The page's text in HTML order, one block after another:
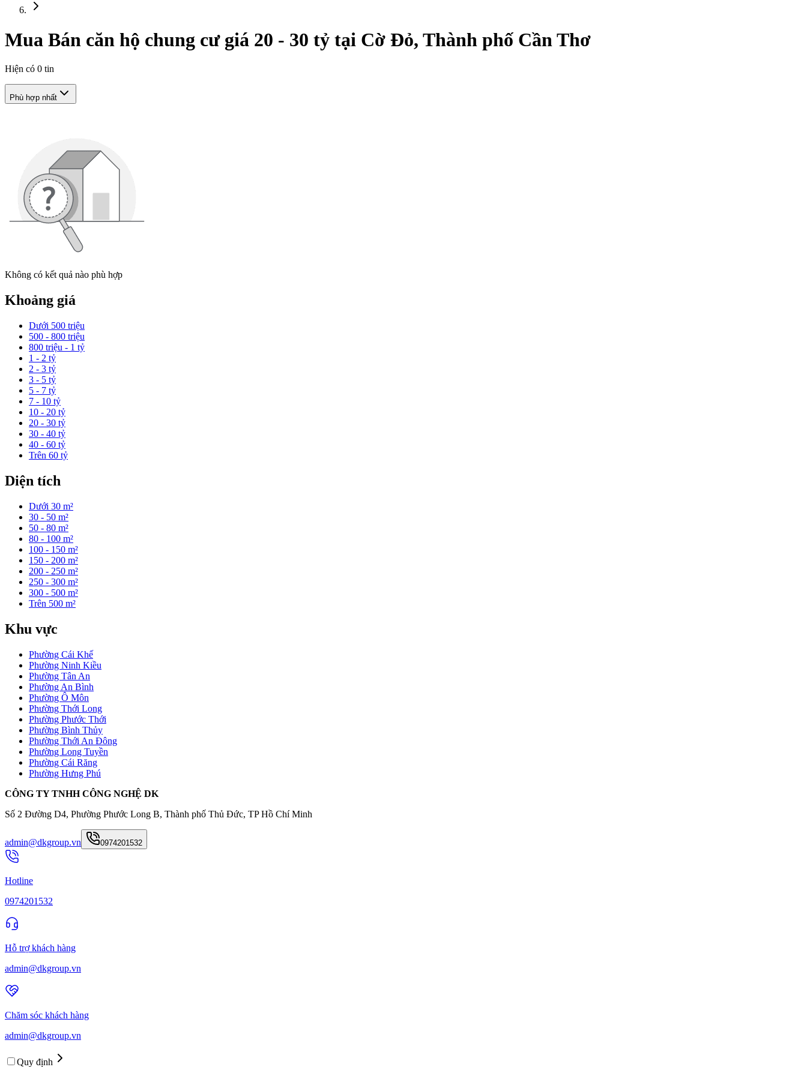
Mua Bán căn hộ chung cư giá 20 - 30 tỷ tại Cờ Đỏ, Thành phố Cần Thơ
Hiện có 0 tin
Phù hợp nhất
Không có kết quả nào phù hợp
Khoảng giá
Dưới 500 triệu
500 - 800 triệu
800 triệu - 1 tỷ
1 - 2 tỷ
2 - 3 tỷ
3 - 5 tỷ
5 - 7 tỷ
7 - 10 tỷ
10 - 20 tỷ
20 - 30 tỷ
30 - 40 tỷ
40 - 60 tỷ
Trên 60 tỷ
Diện tích
Dưới 30 m²
30 - 50 m²
50 - 80 m²
80 - 100 m²
100 - 150 m²
150 - 200 m²
200 - 250 m²
250 - 300 m²
300 - 500 m²
Trên 500 m²
Khu vực
Phường Cái Khế
Phường Ninh Kiều
Phường Tân An
Phường An Bình
Phường Ô Môn
Phường Thới Long
Phường Phước Thới
Phường Bình Thủy
Phường Thới An Đông
Phường Long Tuyền
Phường Cái Răng
Phường Hưng Phú
CÔNG TY TNHH CÔNG NGHỆ DK
Số 2 Đường D4, Phường Phước Long B, Thành phố Thủ Đức, TP Hồ Chí Minh
admin@dkgroup.vn 0974201532
Hotline
0974201532
Hỗ trợ khách hàng
admin@dkgroup.vn
Chăm sóc khách hàng
admin@dkgroup.vn
Quy định